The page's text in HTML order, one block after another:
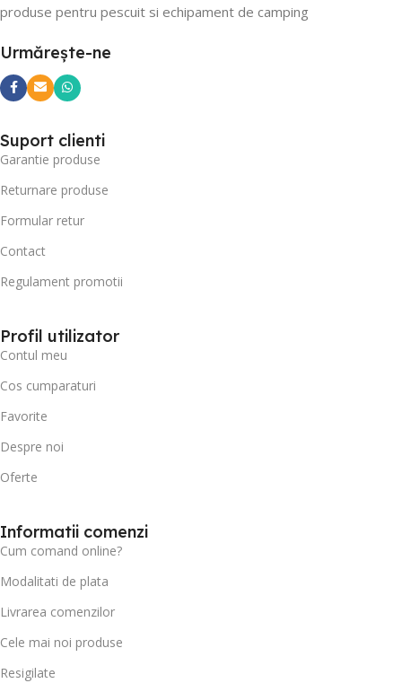
produse pentru pescuit si echipament de camping
Urmărește-ne
Suport clienti
Garantie produse
Returnare produse
Formular retur
Contact
Regulament promotii
Profil utilizator
Contul meu
Cos cumparaturi
Favorite
Despre noi
Oferte
Informatii comenzi
Cum comand online?
Modalitati de plata
Livrarea comenzilor
Cele mai noi produse
Resigilate